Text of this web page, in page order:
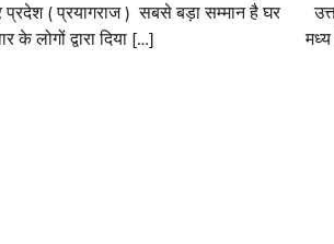
प्रदेश ( प्रयागराज ) सबसे बड़ा सम्मान है घर
के लोगों द्वारा दिया […]